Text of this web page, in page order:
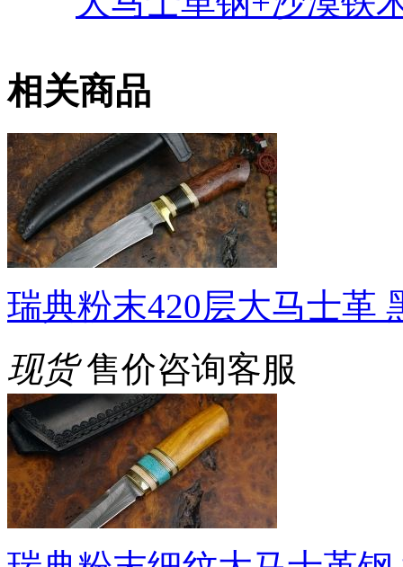
相关商品
瑞典粉末420层大马士革
现货 售价咨询客服